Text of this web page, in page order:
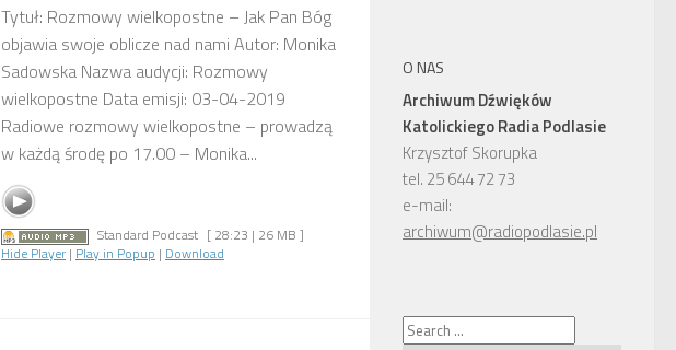
Tytuł: Rozmowy wielkopostne – Jak Pan Bóg
objawia swoje oblicze nad nami Autor: Monika
Sadowska Nazwa audycji: Rozmowy
wielkopostne Data emisji: 03-04-2019
Radiowe rozmowy wielkopostne – prowadzą
w każdą środę po 17.00 – Monika...
Standard Podcast [ 28:23 | 26 MB ]
Hide Player | Play in Popup | Download
O NAS
Archiwum Dźwięków
Katolickiego Radia Podlasie
Krzysztof Skorupka
tel. 25 644 72 73
e-mail:
archiwum@radiopodlasie.pl